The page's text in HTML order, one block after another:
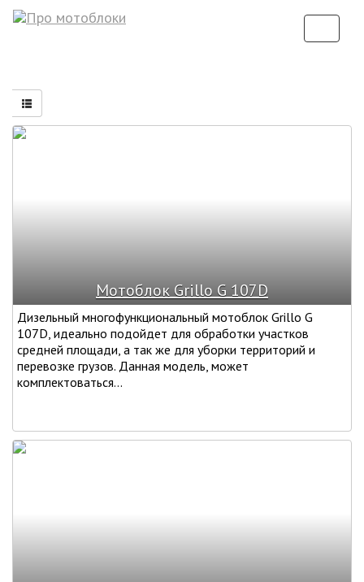
Мотоблок Grillo G 107D
Дизельный многофункциональный мотоблок Grillo G
107D, идеально подойдет для обработки участков
средней площади, а так же для уборки территорий и
перевозке грузов. Данная модель, может
комплектоваться...